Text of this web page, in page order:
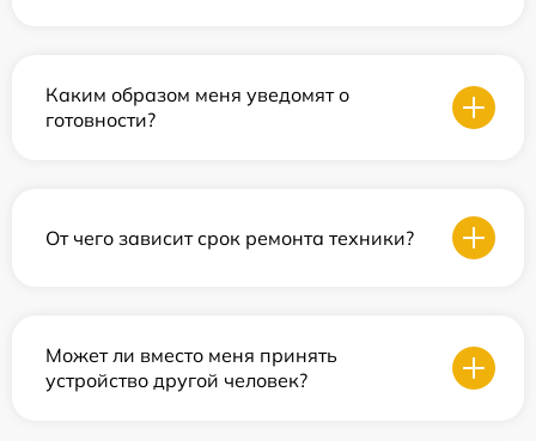
Каким образом меня уведомят о
готовности?
От чего зависит срок ремонта техники?
Может ли вместо меня принять
устройство другой человек?